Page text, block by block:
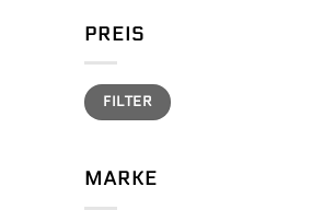
PREIS
Min.
Preis
Max.
PreisFILTER
MARKE